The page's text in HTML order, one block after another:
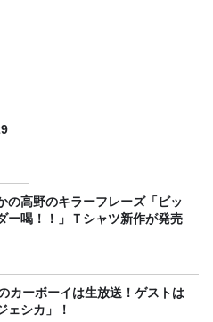
の高野のキラーフレーズ「ビッ
ー喝！！」Ｔシャツ新作が発売
カーボーイは生放送！ゲストは
ェシカ」！